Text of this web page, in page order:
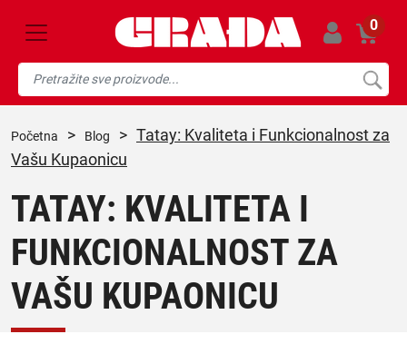
0
početna > blog > Tatay: Kvaliteta i Funkcionalnost za
Vašu Kupaonicu
TATAY: KVALITETA I
FUNKCIONALNOST ZA
VAŠU KUPAONICU